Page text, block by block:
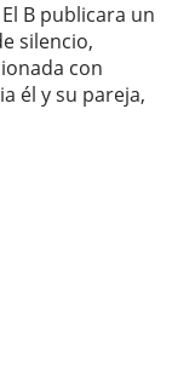
B publicara un
silencio,
con
él y su pareja,